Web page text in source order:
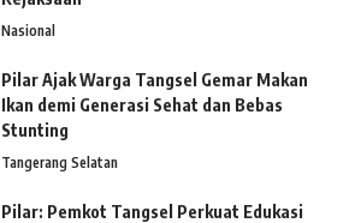
Nasional
Pilar Ajak Warga Tangsel Gemar Makan
Ikan demi Generasi Sehat dan Bebas
Stunting
Tangerang Selatan
Pilar: Pemkot Tangsel Perkuat Edukasi